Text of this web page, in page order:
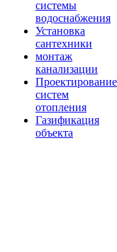
системы
водоснабжения
Установка
сантехники
монтаж
канализации
Проектирование
систем
отопления
Газификация
объекта